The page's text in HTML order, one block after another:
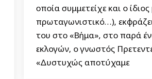
οποία συμμετείχε και ο
πρωταγωνιστικό…),
του στο «Βήμα», στο παρά
εκλογών, ο γνωστός
«Δυστυχώς αποτύχαμε